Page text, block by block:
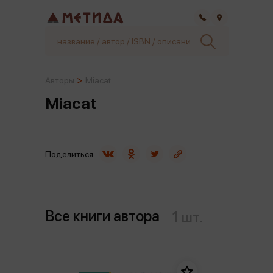
Miaсat
Все книги автора
Поделиться